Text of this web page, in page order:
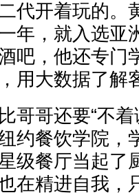
代开着玩的。
年，就入选亚
吧，他还专门
用大数据了解
哥哥还要“不
约餐饮学院，
级餐厅当起了
在精进自我，